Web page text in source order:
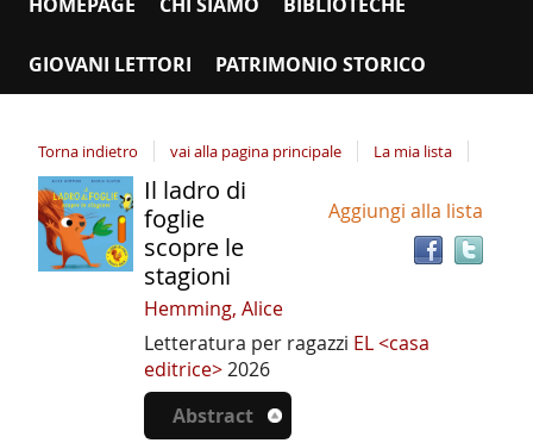
GIOVANI LETTORI PATRIMONIO STORICO
Torna indietro vai alla pagina principale La mia lista
Dettaglio
del
documento
Aggiungi alla lista
Il ladro di
foglie
scopre le
stagioni
Hemming, Alice
Letteratura per ragazzi EL <casa
editrice>2026
Abstract